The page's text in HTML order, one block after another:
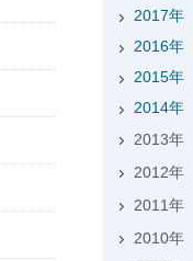
2017年
2016年
2015年
2014年
2013年
2012年
2011年
2010年